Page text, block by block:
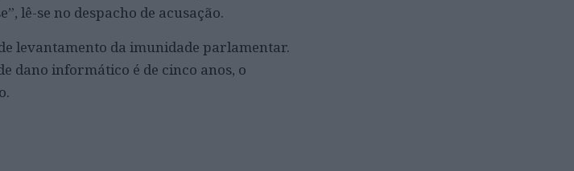
lê-se no despacho de acusação.
levantamento da imunidade parlamentar.
dano informático é de cinco anos, o